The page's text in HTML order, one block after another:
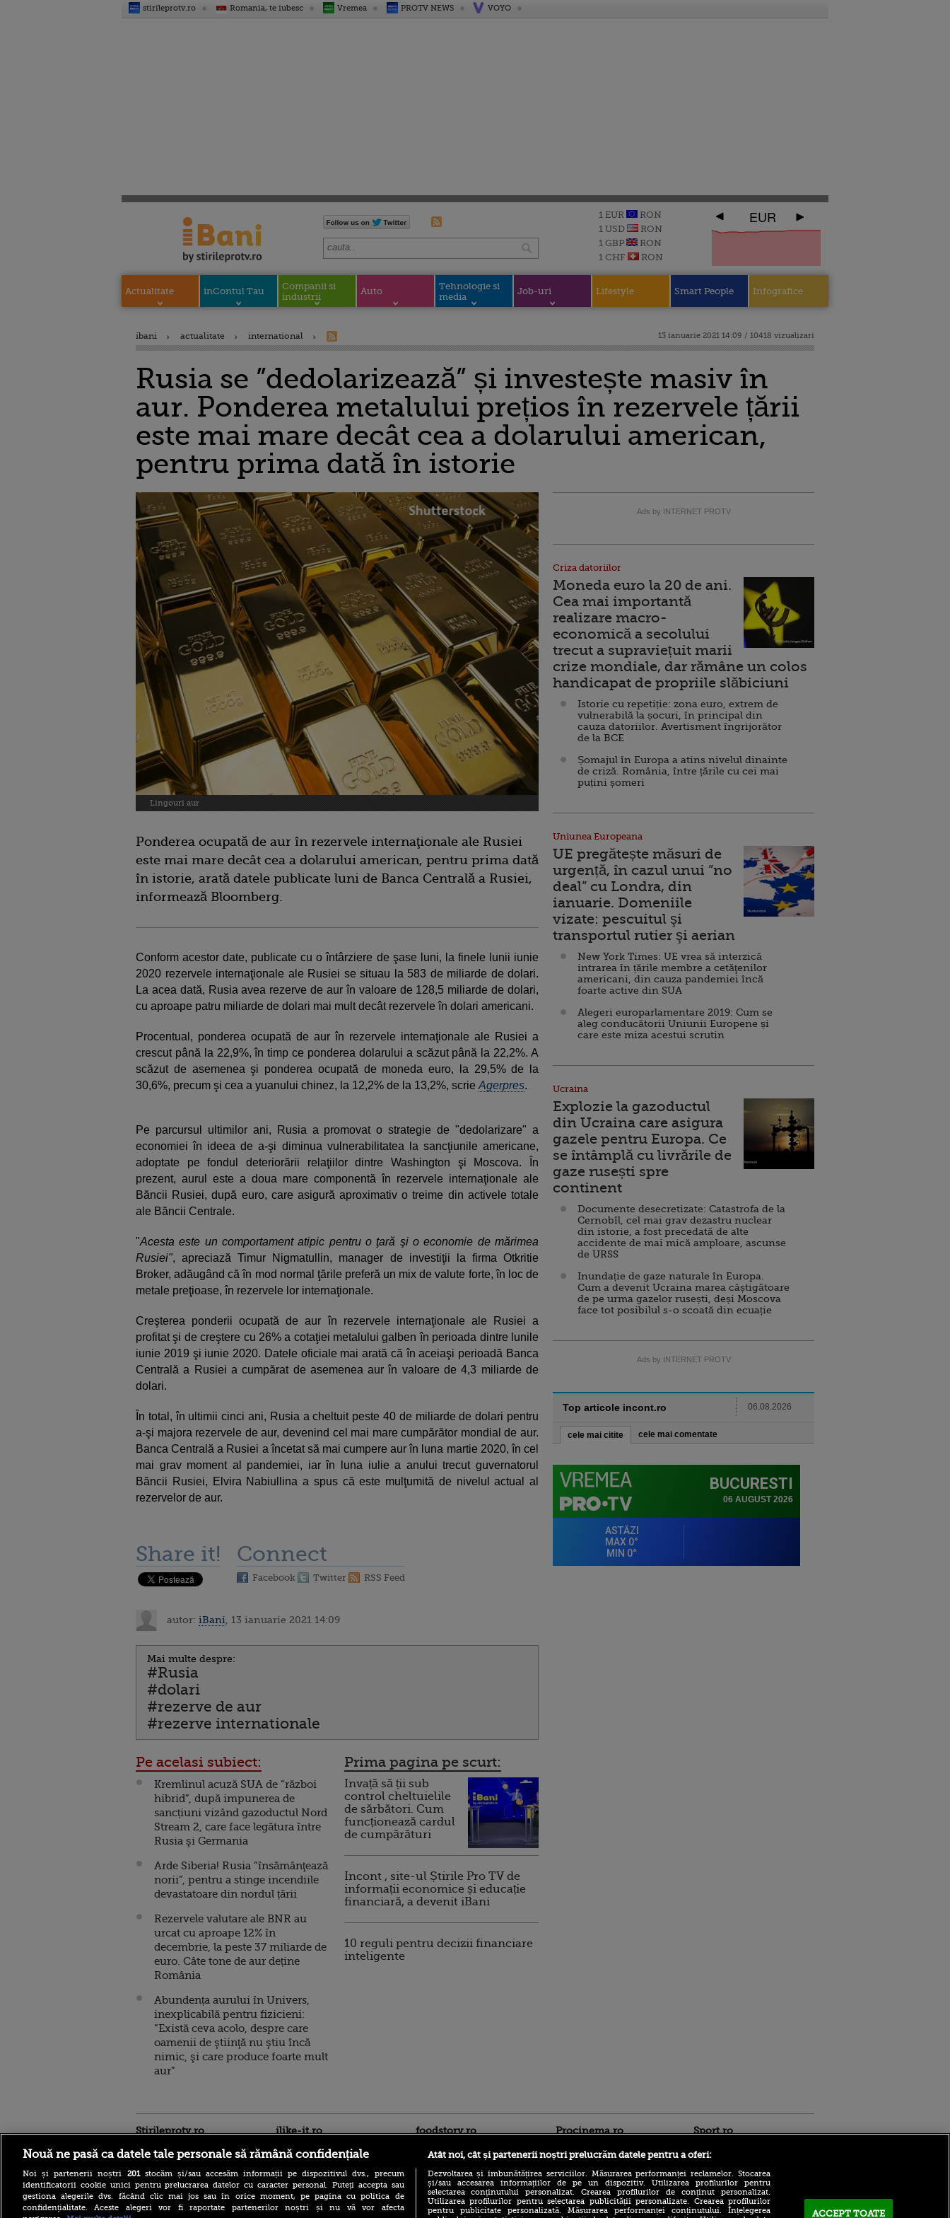
stirileprotv.ro Romania, te iubesc Vremea PROTV NEWS VOYO
1 EUR
RON
1 USD
RON
1 GBP
RON
1 CHF
RON
EUR
Actualitate inContul Tau
Companii si
industrii
Auto
Tehnologie si
media
Job-uri Lifestyle Smart People Infografice
ibani actualitate international 13 ianuarie 2021 14:09 / 10418 vizualizari
Rusia se ”dedolarizează” și investește masiv în
aur. Ponderea metalului prețios în rezervele țării
este mai mare decât cea a dolarului american,
pentru prima dată în istorie
Lingouri aur
Ponderea ocupată de aur în rezervele internaţionale ale Rusiei
este mai mare decât cea a dolarului american, pentru prima dată
în istorie, arată datele publicate luni de Banca Centrală a Rusiei,
informează Bloomberg.
Conform acestor date, publicate cu o întârziere de şase luni, la finele lunii iunie
2020 rezervele internaţionale ale Rusiei se situau la 583 de miliarde de dolari.
La acea dată, Rusia avea rezerve de aur în valoare de 128,5 miliarde de dolari,
cu aproape patru miliarde de dolari mai mult decât rezervele în dolari americani.
Procentual, ponderea ocupată de aur în rezervele internaţionale ale Rusiei a
crescut până la 22,9%, în timp ce ponderea dolarului a scăzut până la 22,2%. A
scăzut de asemenea şi ponderea ocupată de moneda euro, la 29,5% de la
30,6%, precum şi cea a yuanului chinez, la 12,2% de la 13,2%, scrie Agerpres.
Pe parcursul ultimilor ani, Rusia a promovat o strategie de "dedolarizare" a
economiei în ideea de a-şi diminua vulnerabilitatea la sancţiunile americane,
adoptate pe fondul deteriorării relaţiilor dintre Washington şi Moscova. În
prezent, aurul este a doua mare componentă în rezervele internaţionale ale
Băncii Rusiei, după euro, care asigură aproximativ o treime din activele totale
ale Băncii Centrale.
"Acesta este un comportament atipic pentru o ţară şi o economie de mărimea
Rusiei", apreciază Timur Nigmatullin, manager de investiţii la firma Otkritie
Broker, adăugând că în mod normal ţările preferă un mix de valute forte, în loc de
metale preţioase, în rezervele lor internaţionale.
Creşterea ponderii ocupată de aur în rezervele internaţionale ale Rusiei a
profitat şi de creştere cu 26% a cotaţiei metalului galben în perioada dintre lunile
iunie 2019 şi iunie 2020. Datele oficiale mai arată că în aceiaşi perioadă Banca
Centrală a Rusiei a cumpărat de asemenea aur în valoare de 4,3 miliarde de
dolari.
În total, în ultimii cinci ani, Rusia a cheltuit peste 40 de miliarde de dolari pentru
a-şi majora rezervele de aur, devenind cel mai mare cumpărător mondial de aur.
Banca Centrală a Rusiei a încetat să mai cumpere aur în luna martie 2020, în cel
mai grav moment al pandemiei, iar în luna iulie a anului trecut guvernatorul
Băncii Rusiei, Elvira Nabiullina a spus că este mulţumită de nivelul actual al
rezervelor de aur.
Share it! Connect
Facebook Twitter RSS Feed
autor: iBani , 13 ianuarie 2021 14:09
Mai multe despre:
#Rusia
#dolari
#rezerve de aur
#rezerve internationale
Pe acelasi subiect:
Kremlinul acuză SUA de ”război
hibrid”, după impunerea de
sancțiuni vizând gazoductul Nord
Stream 2, care face legătura între
Rusia şi Germania
Arde Siberia! Rusia ”însămânţează
norii”, pentru a stinge incendiile
devastatoare din nordul țării
Rezervele valutare ale BNR au
urcat cu aproape 12% în
decembrie, la peste 37 miliarde de
euro. Câte tone de aur deține
România
Abundența aurului în Univers,
inexplicabilă pentru fizicieni:
”Există ceva acolo, despre care
oamenii de ştiinţă nu ştiu încă
nimic, şi care produce foarte mult
aur”
Prima pagina pe scurt:
Invață să ții sub
control cheltuielile
de sărbători. Cum
funcționează cardul
de cumpărături
Incont , site-ul Știrile Pro TV de
informații economice și educație
financiară, a devenit iBani
10 reguli pentru decizii financiare
inteligente
Ads by INTERNET PROTV
Criza datoriilor
Moneda euro la 20 de ani.
Cea mai importantă
realizare macro-
economică a secolului
trecut a supraviețuit marii
crize mondiale, dar rămâne un colos
handicapat de propriile slăbiciuni
Istorie cu repetiție: zona euro, extrem de
vulnerabilă la șocuri, în principal din
cauza datoriilor. Avertisment îngrijorător
de la BCE
Șomajul în Europa a atins nivelul dinainte
de criză. România, între țările cu cei mai
puțini șomeri
Uniunea Europeana
UE pregătește măsuri de
urgență, în cazul unui ”no
deal” cu Londra, din
ianuarie. Domeniile
vizate: pescuitul şi
transportul rutier şi aerian
New York Times: UE vrea să interzică
intrarea în țările membre a cetăţenilor
americani, din cauza pandemiei încă
foarte active din SUA
Alegeri europarlamentare 2019: Cum se
aleg conducătorii Uniunii Europene și
care este miza acestui scrutin
Ucraina
Explozie la gazoductul
din Ucraina care asigura
gazele pentru Europa. Ce
se întâmplă cu livrările de
gaze rusești spre
continent
Documente desecretizate: Catastrofa de la
Cernobîl, cel mai grav dezastru nuclear
din istorie, a fost precedată de alte
accidente de mai mică amploare, ascunse
de URSS
Inundație de gaze naturale în Europa.
Cum a devenit Ucraina marea câștigătoare
de pe urma gazelor rusești, deși Moscova
face tot posibilul s-o scoată din ecuație
Ads by INTERNET PROTV
Top articole incont.ro 06.08.2026
cele mai citite cele mai comentate
Stirileprotv.ro ilike-it.ro foodstory.ro Procinema.ro Sport.ro
Răzvan Pleșca nu a menajat
ligile inferioare din
Nouă ne pasă ca datele tale personale să rămână confidențiale
Noi și partenerii noștri 201stocăm și/sau accesăm informații pe dispozitivul dvs., precum
identificatorii cookie unici pentru prelucrarea datelor cu caracter personal. Puteți accepta sau
gestiona alegerile dvs. făcând clic mai jos sau în orice moment, pe pagina cu politica de
confidențialitate. Aceste alegeri vor fi raportate partenerilor noștri și nu vă vor afecta
Atât noi, cât și partenerii noștri prelucrăm datele pentru a oferi:
Dezvoltarea și îmbunătățirea serviciilor. Măsurarea performanței reclamelor. Stocarea
și/sau accesarea informațiilor de pe un dispozitiv. Utilizarea profilurilor pentru
selectarea conținutului personalizat. Crearea profilurilor de conținut personalizat.
Utilizarea profilurilor pentru selectarea publicității personalizate. Crearea profilurilor
pentru publicitate personalizată. Măsurarea performanței conținutului. Înțelegerea
ACCEPT TOATE